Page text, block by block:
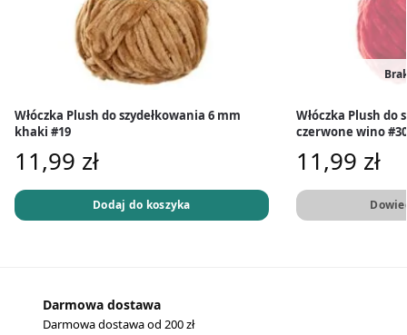
Włóczka Plush do szydełkowania 6 mm
khaki #19
11,99 zł
Dodaj do koszyka
Włóczka Plush do
czerwone wino #30
11,99 zł
Darmowa dostawa
Darmowa dostawa od 200 zł